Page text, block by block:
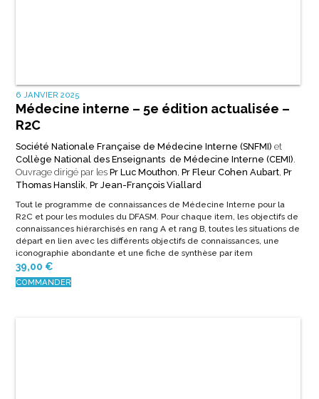
6 JANVIER 2025
Médecine interne – 5e édition actualisée –
R2C
Société Nationale Française de Médecine Interne (SNFMI) et
Collège National des Enseignants de Médecine Interne (CEMI)
Ouvrage dirigé par les Pr Luc Mouthon, Pr Fleur Cohen Aubart, Pr
Thomas Hanslik, Pr Jean-François Viallard
Tout le programme de connaissances de Médecine Interne pour la
R2C et pour les modules du DFASM. Pour chaque item, les objectifs de
connaissances hiérarchisés en rang A et rang B, toutes les situations de
départ en lien avec les différents objectifs de connaissances, une
iconographie abondante et une fiche de synthèse par item
39,00 €
COMMANDER